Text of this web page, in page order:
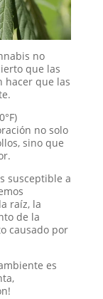
no
que las
hacer que las
no solo
sino que
susceptible a
raíz, la
de la
causado por
es